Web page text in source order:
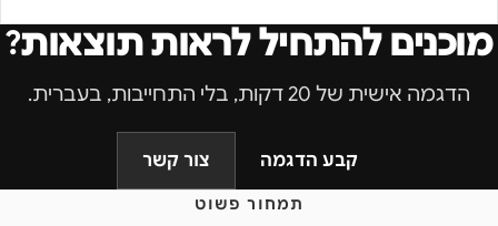
מוכנים להתחיל לראות תוצאות?
הדגמה אישית של 20 דקות, בלי התחייבות, בעברית.
קבע הדגמה צור קשר
תמחור פשוט